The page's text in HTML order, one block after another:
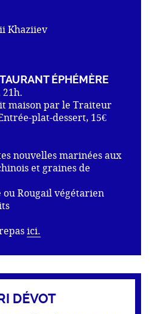
Khaziiev
ÉPHÉMÈRE
21h.
maison par le Traiteur
plat-dessert, 15€
nouvelles marinées aux
et graines de
ou Rougail végétarien
ici.
DÉVOT